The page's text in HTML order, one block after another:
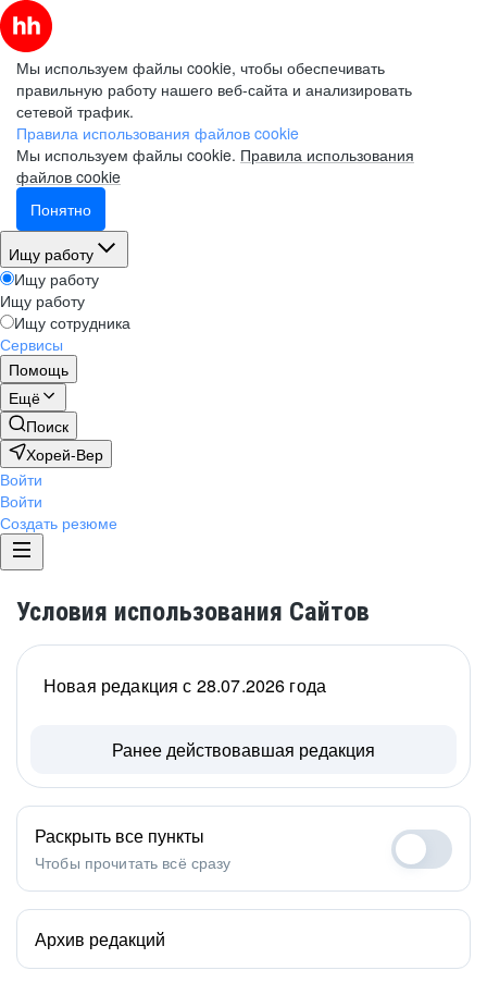
Мы используем файлы cookie, чтобы обеспечивать
правильную работу нашего веб-сайта и анализировать
сетевой трафик.
Правила использования файлов cookie
Мы используем файлы cookie. Правила использования
файлов cookie
Понятно
Ищу работу
Ищу работу
Ищу работу
Ищу сотрудника
Сервисы
Помощь
Ещё
Поиск
Хорей-Вер
Войти
Войти
Создать резюме
Условия использования Сайтов
Новая редакция с 28.07.2026 года
Ранее действовавшая редакция
Раскрыть все пункты
Чтобы прочитать всё сразу
Архив редакций